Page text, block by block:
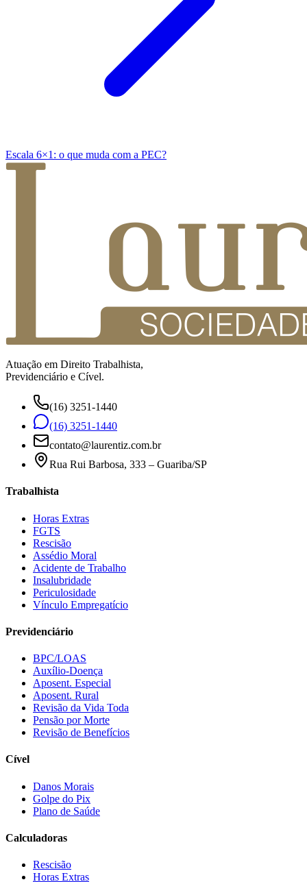
Escala 6×1: o que muda com a PEC?
Atuação em Direito Trabalhista,
Previdenciário e Cível.
(16) 3251-1440
(16) 3251-1440
contato@laurentiz.com.br
Rua Rui Barbosa, 333 – Guariba/SP
Trabalhista
Horas Extras
FGTS
Rescisão
Assédio Moral
Acidente de Trabalho
Insalubridade
Periculosidade
Vínculo Empregatício
Previdenciário
BPC/LOAS
Auxílio-Doença
Aposent. Especial
Aposent. Rural
Revisão da Vida Toda
Pensão por Morte
Revisão de Benefícios
Cível
Danos Morais
Golpe do Pix
Plano de Saúde
Calculadoras
Rescisão
Horas Extras